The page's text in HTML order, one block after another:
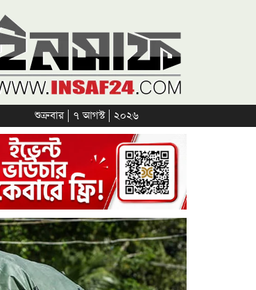
শুক্রবার | ৭ আগস্ট | ২০২৬